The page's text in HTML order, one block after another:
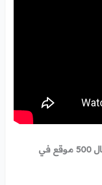
2-الاستراتيجية الثانية “بناء روابط من أفضال 500 موقع في